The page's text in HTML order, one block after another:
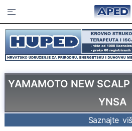
YAMAMOTO NEW
YNSA
Saznajte